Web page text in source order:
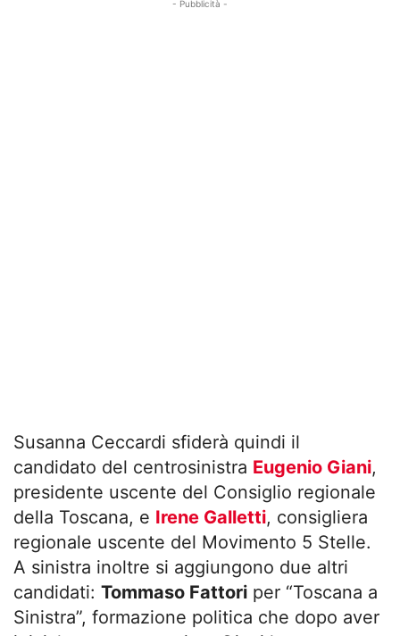
- Pubblicità -
Susanna Ceccardi sfiderà quindi il
candidato del centrosinistra Eugenio Giani,
presidente uscente del Consiglio regionale
della Toscana, e Irene Galletti, consigliera
regionale uscente del Movimento 5 Stelle.
A sinistra inoltre si aggiungono due altri
candidati: Tommaso Fattori per “Toscana a
Sinistra”, formazione politica che dopo aver